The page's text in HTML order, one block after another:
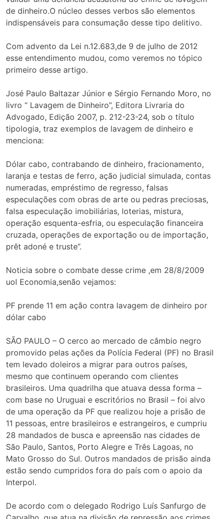
de dinheiro.O núcleo desses verbos são elementos
indispensáveis para consumação desse tipo delitivo.
Com advento da Lei n.12.683,de 9 de julho de 2012
esse entendimento mudou, como veremos no tópico
primeiro desse artigo.
José Paulo Baltazar Júnior e Sérgio Fernando Moro, no
livro “ Lavagem de Dinheiro”, Editora Livraria do
Advogado, Edição 2007, p. 212-23-24, sob o título
tipologia, traz exemplos de lavagem de dinheiro e
menciona:
Dólar cabo, contrabando de dinheiro, fracionamento,
laranja e testas de ferro, ação judicial simulada, contas
numeradas, empréstimo de regresso, falsas
especulações com obras de arte ou pedras preciosas,
falsa especulação imobiliárias, loterias, mistura,
operação esquenta-esfria, ou especulação financeira
cruzada, operações de exportação ou de importação,
prêt adoné e truste”.
Noticia sobre o combate desse crime ,em 28/8/2009
uol Economia,senão vejamos:
PF prende 11 em ação contra lavagem de dinheiro por
dólar cabo
SÃO PAULO – O cerco ao mercado de câmbio negro
promovido pelas ações da Polícia Federal (PF) no Brasil
tem levado doleiros a migrar para outros países,
mesmo que continuem operando com clientes
brasileiros. Uma quadrilha que atuava dessa forma –
com base no Uruguai e escritórios no Brasil – foi alvo
de uma operação da PF que realizou hoje a prisão de
11 pessoas, entre brasileiros e estrangeiros, e cumpriu
28 mandados de busca e apreensão nas cidades de
São Paulo, Santos, Porto Alegre e Três Lagoas, no
Mato Grosso do Sul. Outros mandados de prisão ainda
estão sendo cumpridos fora do país com o apoio da
Interpol.
De acordo com o delegado Rodrigo Luís Sanfurgo de